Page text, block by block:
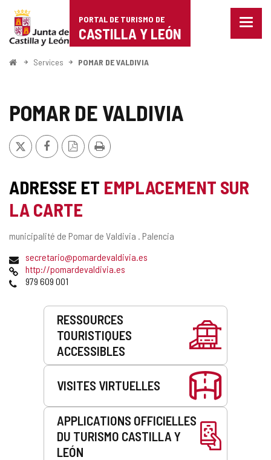
Portal
de
Turismo
Castilla
León
PORTAL DE TURISMO DE
CASTILLA Y LEÓN
Menu
<
Services POMAR DE VALDIVIA
POMAR DE VALDIVIA
X FacebookVersion
PDF
Imprimer
ADRESSE ET EMPLACEMENT SUR
LA CARTE
Adresse
municipalité de Pomar de Valdivia . Palencia
Adresse
de
courrier
secretario@pomardevaldivia.es
Page
Web
http://pomardevaldivia.es
Téléphones
979 609 001
Prestations
RESSOURCES
TOURISTIQUES
ACCESSIBLES
VISITES VIRTUELLES
APPLICATIONS OFFICIELLES
DU TURISMO CASTILLA Y
LEÓN